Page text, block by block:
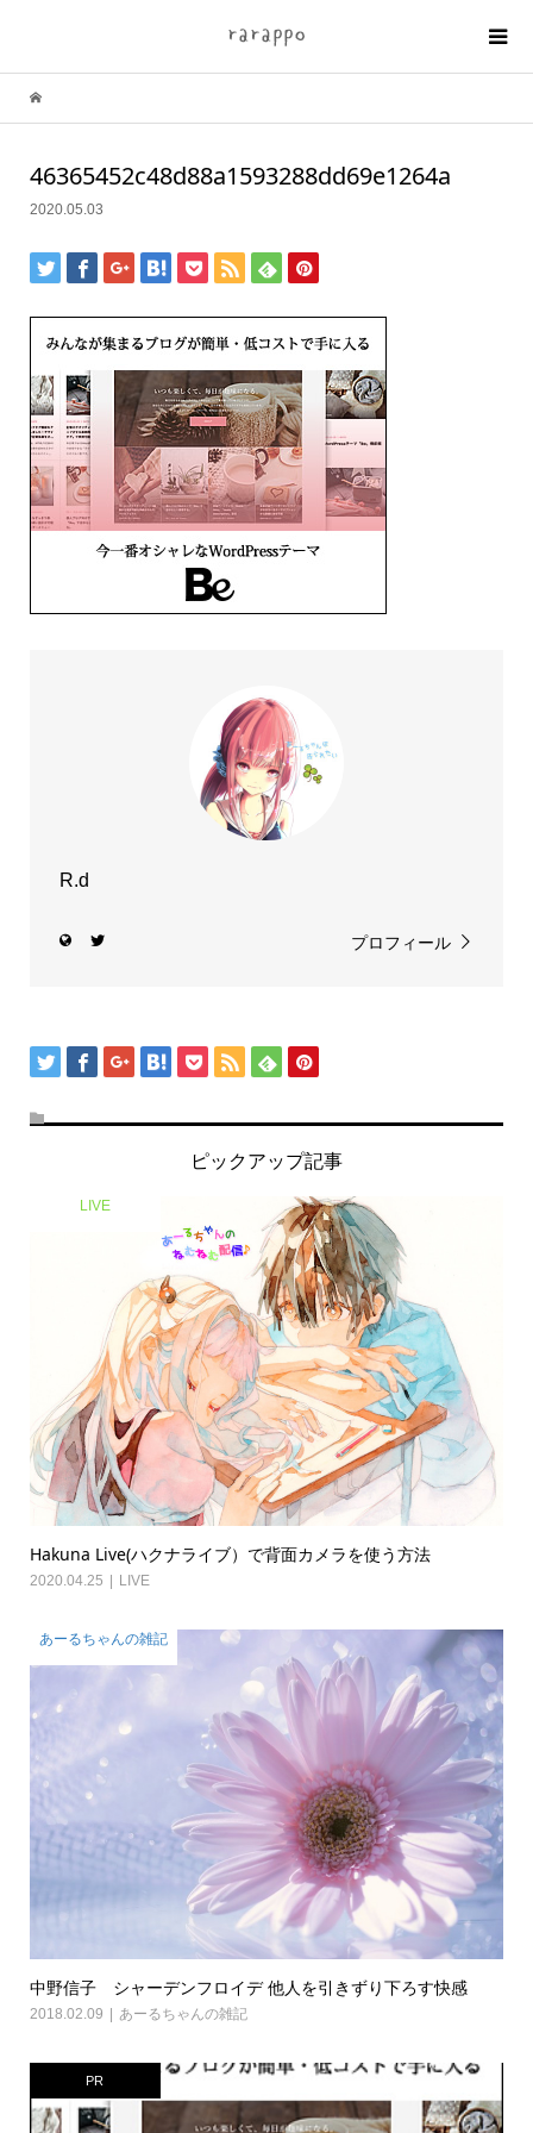
46365452c48d88a1593288dd69e1264a
2020.05.03
R.d
プロフィール
ピックアップ記事
LIVE
Hakuna Live(ハクナライブ）で背面カメラを使う方法
2020.04.25 LIVE
あーるちゃんの雑記
中野信子 シャーデンフロイデ 他人を引きずり下ろす快感
2018.02.09 あーるちゃんの雑記
PR